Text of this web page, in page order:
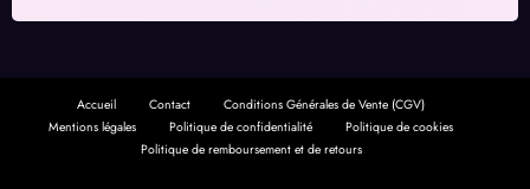
Accueil Contact
Conditions Générales de Vente (CGV)
Mentions légales
Politique de confidentialité
Politique de cookies
Politique de remboursement et de retours